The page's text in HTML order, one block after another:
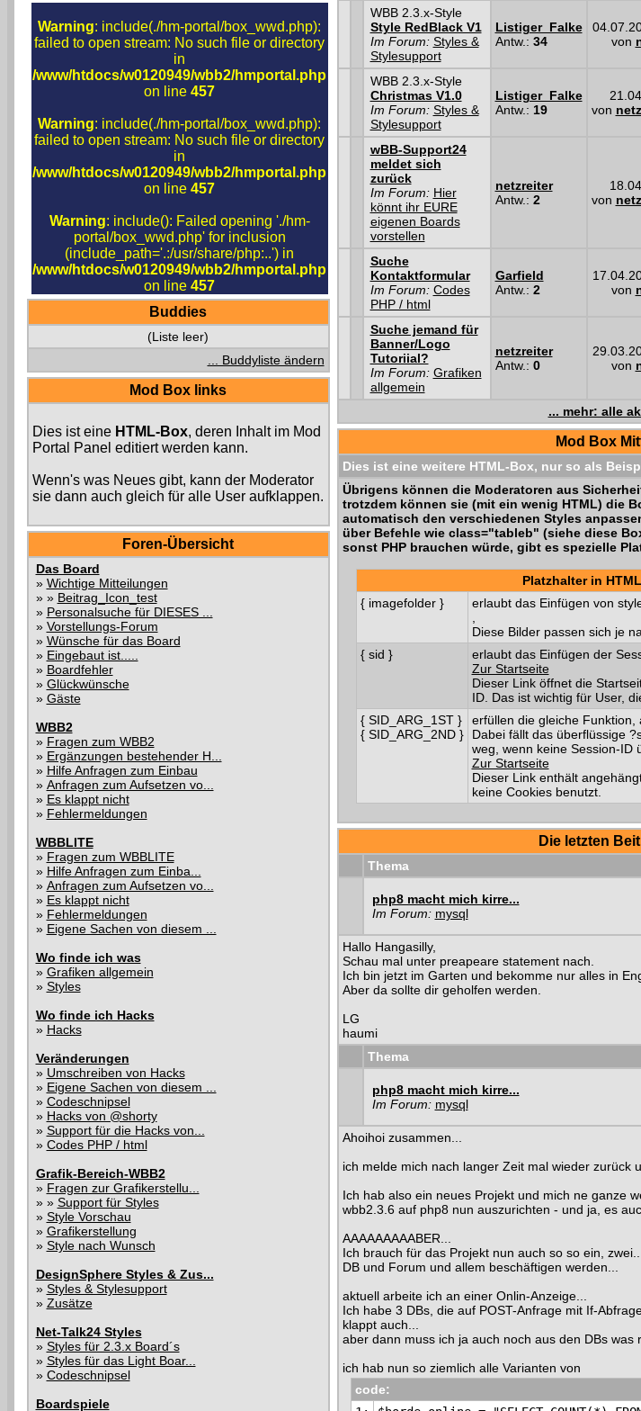
Warning: include(./hm-portal/box_wwd.php):
failed to open stream: No such file or directory
in
/www/htdocs/w0120949/wbb2/hmportal.php
on line457
Warning: include(./hm-portal/box_wwd.php):
failed to open stream: No such file or directory
in
/www/htdocs/w0120949/wbb2/hmportal.php
on line457
Warning: include(): Failed opening './hm-
portal/box_wwd.php' for inclusion
(include_path='.:/usr/share/php:..') in
/www/htdocs/w0120949/wbb2/hmportal.php
on line457
Buddies
(Liste leer)
... Buddyliste ändern
Mod Box links
Dies ist eine HTML-Box, deren Inhalt im Mod
Portal Panel editiert werden kann.
Wenn's was Neues gibt, kann der Moderator
sie dann auch gleich für alle User aufklappen.
Foren-Übersicht
Das Board
» Wichtige Mitteilungen
» » Beitrag_Icon_test
» Personalsuche für DIESES ...
» Vorstellungs-Forum
» Wünsche für das Board
» Eingebaut ist.....
» Boardfehler
» Glückwünsche
» Gäste
WBB2
» Fragen zum WBB2
» Ergänzungen bestehender H...
» Hilfe Anfragen zum Einbau
» Anfragen zum Aufsetzen vo...
» Es klappt nicht
» Fehlermeldungen
WBBLITE
» Fragen zum WBBLITE
» Hilfe Anfragen zum Einba...
» Anfragen zum Aufsetzen vo...
» Es klappt nicht
» Fehlermeldungen
» Eigene Sachen von diesem ...
Wo finde ich was
» Grafiken allgemein
» Styles
Wo finde ich Hacks
» Hacks
Veränderungen
» Umschreiben von Hacks
» Eigene Sachen von diesem ...
» Codeschnipsel
» Hacks von @shorty
» Support für die Hacks von...
» Codes PHP / html
Grafik-Bereich-WBB2
» Fragen zur Grafikerstellu...
» » Support für Styles
» Style Vorschau
» Grafikerstellung
» Style nach Wunsch
DesignSphere Styles & Zus...
» Styles & Stylesupport
» Zusätze
Net-Talk24 Styles
» Styles für 2.3.x Board´s
» Styles für das Light Boar...
» Codeschnipsel
Boardspiele
WBB 2.3.x-Style
Style RedBlack V1
Im Forum: Styles &
Stylesupport
Listiger_Falke
Antw.: 34
von
WBB 2.3.x-Style
Christmas V1.0
Im Forum: Styles &
Stylesupport
Listiger_Falke
Antw.: 19
von
wBB-Support24
meldet sich
zurück
Im Forum: Hier
könnt ihr EURE
eigenen Boards
vorstellen
netzreiter
Antw.: 2
von
Suche
Kontaktformular
Im Forum: Codes
PHP / html
Garfield
Antw.: 2
von
Suche jemand für
Banner/Logo
Tutoriial?
Im Forum: Grafiken
allgemein
netzreiter
Antw.: 0
von
... mehr: alle
Mod Box
Dies ist eine weitere HTML-Box, nur so als
Übrigens können die Moderatoren aus
trotzdem können sie (mit ein wenig HTML) die
automatisch den verschiedenen Styles
über Befehle wie class="tableb" (siehe diese
sonst PHP brauchen würde, gibt es spezielle
Platzhalter in
{ imagefolder }
erlaubt das Einfügen von
Diese Bilder passen sich je
{ sid }
erlaubt das Einfügen der
Zur Startseite
Dieser Link öffnet die
ID. Das ist wichtig für User,
{ SID_ARG_1ST }
{ SID_ARG_2ND }
erfüllen die gleiche Funktion,
Dabei fällt das überflüssige
weg, wenn keine Session-ID
Zur Startseite
Dieser Link enthält
keine Cookies benutzt.
Die letzten
Thema
php8 macht mich kirre...
Im Forum: mysql
Hallo Hangasilly,
Schau mal unter preapeare statement nach.
Ich bin jetzt im Garten und bekomme nur alles in
Aber da sollte dir geholfen werden.
LG
haumi
Thema
php8 macht mich kirre...
Im Forum: mysql
Ahoihoi zusammen...
ich melde mich nach langer Zeit mal wieder zurück
Ich hab also ein neues Projekt und mich ne ganze
wbb2.3.6 auf php8 nun auszurichten - und ja, es
AAAAAAAAABER...
Ich brauch für das Projekt nun auch so so ein,
DB und Forum und allem beschäftigen werden...
aktuell arbeite ich an einer Onlin-Anzeige...
Ich habe 3 DBs, die auf POST-Anfrage mit If-
klappt auch...
aber dann muss ich ja auch noch aus den DBs was
ich hab nun so ziemlich alle Varianten von
code: